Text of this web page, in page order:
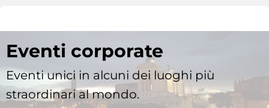
Eventi corporate
Eventi unici in alcuni dei luoghi più
straordinari al mondo.